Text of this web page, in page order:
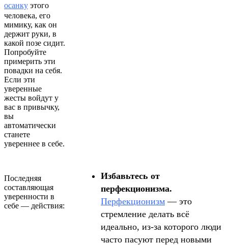
осанку этого
человека, его
мимику, как он
держит руки, в
какой позе сидит.
Попробуйте
примерить эти
повадки на себя.
Если эти
уверенные
жесты войдут у
вас в привычку,
вы
автоматически
станете
увереннее в себе.
Последняя
составляющая
уверенности в
себе — действия:
Избавьтесь от
перфекционизма.
Перфекционизм — это
стремление делать всё
идеально, из-за которого люди
часто пасуют перед новыми